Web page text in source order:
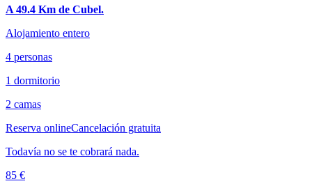
A 49.4 Km de Cubel.
Alojamiento entero
4 personas
1 dormitorio
2 camas
Reserva onlineCancelación gratuita
Todavía no se te cobrará nada.
85 €